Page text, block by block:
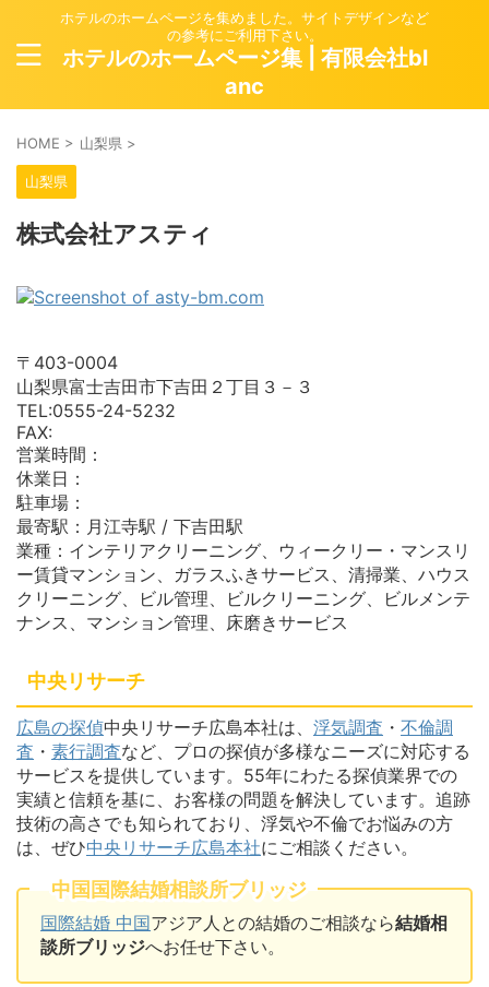
ホテルのホームページを集めました。サイトデザインなど
の参考にご利用下さい。
ホテルのホームページ集 | 有限会社bl
anc
HOME > 山梨県 >
山梨県
株式会社アスティ
〒403-0004
山梨県富士吉田市下吉田２丁目３－３
TEL:0555-24-5232
FAX:
営業時間：
休業日：
駐車場：
最寄駅：月江寺駅 / 下吉田駅
業種：インテリアクリーニング、ウィークリー・マンスリ
ー賃貸マンション、ガラスふきサービス、清掃業、ハウス
クリーニング、ビル管理、ビルクリーニング、ビルメンテ
ナンス、マンション管理、床磨きサービス
中央リサーチ
広島の探偵中央リサーチ広島本社は、 浮気調査 ・ 不倫調
査 ・ 素行調査など、プロの探偵が多様なニーズに対応する
サービスを提供しています。55年にわたる探偵業界での
実績と信頼を基に、お客様の問題を解決しています。追跡
技術の高さでも知られており、浮気や不倫でお悩みの方
は、ぜひ中央リサーチ広島本社にご相談ください。
中国国際結婚相談所ブリッジ
国際結婚 中国アジア人との結婚のご相談なら結婚相
談所ブリッジへお任せ下さい。